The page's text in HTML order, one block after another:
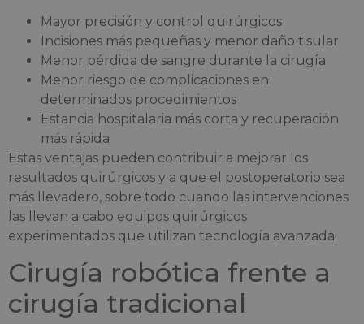
Mayor precisión y control quirúrgicos
Incisiones más pequeñas y menor daño tisular
Menor pérdida de sangre durante la cirugía
Menor riesgo de complicaciones en
determinados procedimientos
Estancia hospitalaria más corta y recuperación
más rápida
Estas ventajas pueden contribuir a mejorar los
resultados quirúrgicos y a que el postoperatorio sea
más llevadero, sobre todo cuando las intervenciones
las llevan a cabo equipos quirúrgicos
experimentados que utilizan tecnología avanzada.
Cirugía robótica frente a
cirugía tradicional